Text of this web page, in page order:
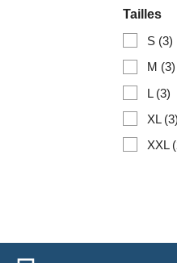
Tailles
S (3)
M (3)
L (3)
XL (3)
XXL